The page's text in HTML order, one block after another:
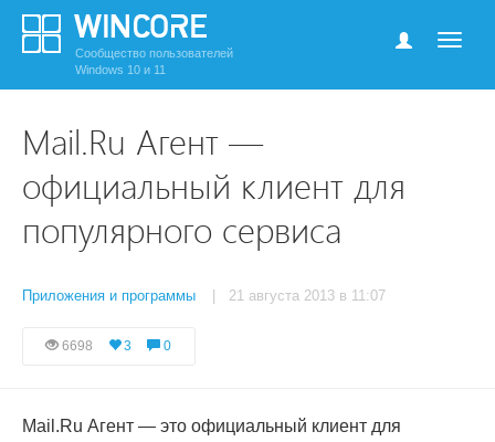
Сообщество пользователей
Windows 10 и 11
Mail.Ru Агент —
официальный клиент для
популярного сервиса
Приложения и программы | 21 августа 2013 в 11:07
6698 3 0
Mail.Ru Агент — это официальный клиент для